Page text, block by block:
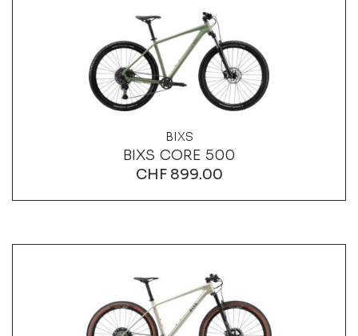
BIXS
BIXS CORE 500
CHF899.00